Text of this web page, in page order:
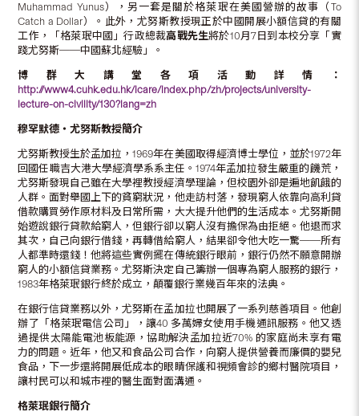
Muhammad Yunus），另一套是關於格萊珉在美國營辦的故事（To
Catch a Dollar）。此外，尤努斯教授現正於中國開展小額信貸的有關
工作，「格萊珉中國」行政總裁高戰先生將於10月7日到本校分享「實
踐尤努斯──中國蘇北經驗」。
博群大講堂各項活動詳情：
http://www4.cuhk.edu.hk/icare/index.php/zh/projects/university-
lecture-on-civility/130?lang=zh
穆罕默德 ‧尤努斯教授簡介
尤努斯教授生於孟加拉，1969年在美國取得經濟博士學位，並於1972年
回國任職吉大港大學經濟學系系主任。1974年孟加拉發生嚴重的饑荒，
尤努斯發現自己雖在大學裡教授經濟學理論，但校園外卻是遍地飢餓的
人群。面對舉國上下的貧窮狀況，他走訪村落，發現窮人依靠向高利貸
借款購買勞作原材料及日常所需，大大提升他們的生活成本。尤努斯開
始遊說銀行貸款給窮人，但銀行卻以窮人沒有擔保為由拒絕。他退而求
其次，自己向銀行借錢，再轉借給窮人，結果卻令他大吃一驚──所有
人都準時還錢！他將這些實例擺在傳統銀行眼前，銀行仍然不願意開辦
窮人的小額信貸業務。尤努斯決定自己籌辦一個專為窮人服務的銀行，
1983年格萊珉銀行終於成立，顛覆銀行業幾百年來的法典。
在銀行信貸業務以外，尤努斯在孟加拉也開展了一系列慈善項目。他創
辦了「格萊珉電信公司」，讓40 多萬婦女使用手機通訊服務。他又透
過提供太陽能電池板能源，協助解決孟加拉近70% 的家庭尚未享有電
力的問題。近年，他又和食品公司合作，向窮人提供營養而廉價的嬰兒
食品，下一步還將開展低成本的眼睛保護和視頻會診的鄉村醫院項目，
讓村民可以和城市裡的醫生面對面溝通。
格萊珉銀行簡介